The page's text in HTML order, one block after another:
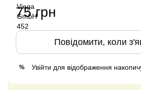
75 грн
Повідомити, коли
% Увійти для відображення